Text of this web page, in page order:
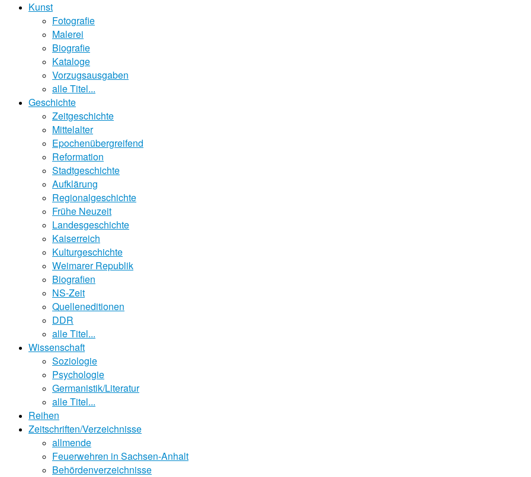
Kunst
Fotografie
Malerei
Biografie
Kataloge
Vorzugsausgaben
alle Titel...
Geschichte
Zeitgeschichte
Mittelalter
Epochenübergreifend
Reformation
Stadtgeschichte
Aufklärung
Regionalgeschichte
Frühe Neuzeit
Landesgeschichte
Kaiserreich
Kulturgeschichte
Weimarer Republik
Biografien
NS-Zeit
Quelleneditionen
DDR
alle Titel...
Wissenschaft
Soziologie
Psychologie
Germanistik/Literatur
alle Titel...
Reihen
Zeitschriften/Verzeichnisse
allmende
Feuerwehren in Sachsen-Anhalt
Behördenverzeichnisse